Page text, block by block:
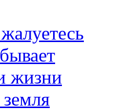
жизни